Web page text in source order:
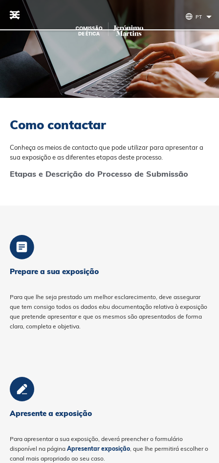
Saltar para o conteúdo
PT
Como contactar
Conheça os meios de contacto que pode utilizar para apresentar a
sua exposição e as diferentes etapas deste processo.
Etapas e Descrição do Processo de Submissão
Prepare a sua exposição
Para que lhe seja prestado um melhor esclarecimento, deve assegurar
que tem consigo todos os dados e/ou documentação relativa à exposição
que pretende apresentar e que os mesmos são apresentados de forma
clara, completa e objetiva.
Apresente a exposição
Para apresentar a sua exposição, deverá preencher o formulário
disponível na página Apresentar exposição, que lhe permitirá escolher o
canal mais apropriado ao seu caso.